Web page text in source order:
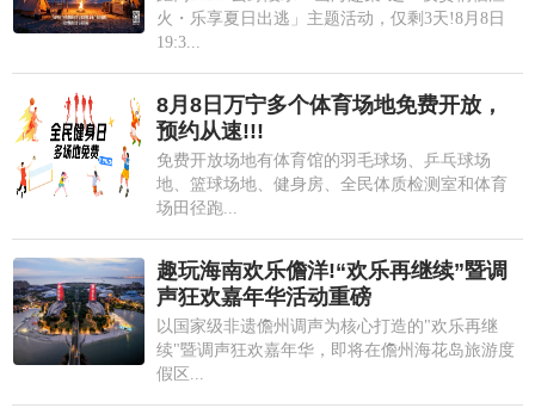
火・乐享夏日出逃」主题活动，仅剩3天!8月8日
19:3...
8月8日万宁多个体育场地免费开放，
预约从速!!!
免费开放场地有体育馆的羽毛球场、乒乓球场
地、篮球场地、健身房、全民体质检测室和体育
场田径跑...
趣玩海南欢乐儋洋!“欢乐再继续”暨调
声狂欢嘉年华活动重磅
以国家级非遗儋州调声为核心打造的"欢乐再继
续"暨调声狂欢嘉年华，即将在儋州海花岛旅游度
假区...